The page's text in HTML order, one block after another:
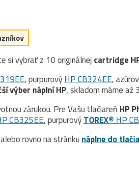
si vybrať z 10 originálnej cartridge
, purpurovýHP CB324EE,
výber náplní HP, skladom máme až
zárukou. Pre Vašu tlačiareň HP
CB325EE, purpurovýTOREX® HP
alebo rovno na stránku náplne do